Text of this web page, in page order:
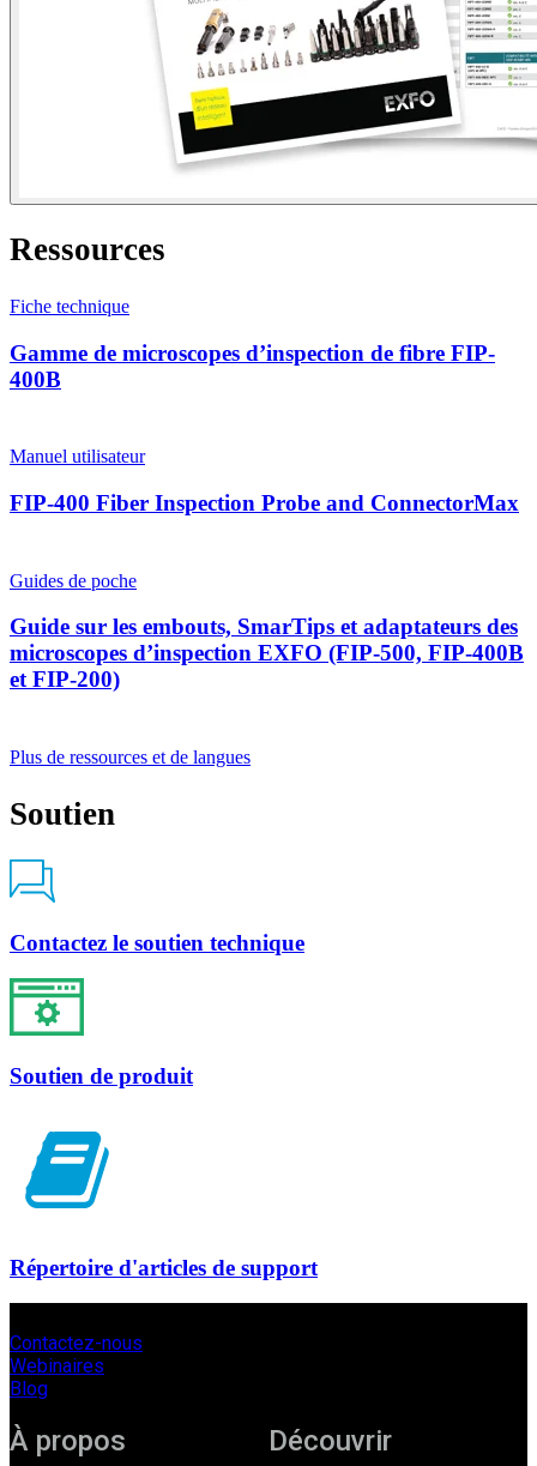
Ressources
Fiche technique
Gamme de microscopes d’inspection de fibre FIP-
400B
Manuel utilisateur
FIP-400 Fiber Inspection Probe and ConnectorMax
Guides de poche
Guide sur les embouts, SmarTips et adaptateurs des
microscopes d’inspection EXFO (FIP-500, FIP-400B
et FIP-200)
Plus de ressources et de langues
Soutien
Contactez le soutien technique
Soutien de produit
Répertoire d'articles de support
Contactez-nous
Webinaires
Blog
À propos Découvrir